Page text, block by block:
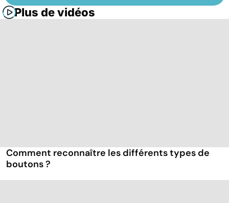
Plus de vidéos
Comment reconnaître les différents types de
boutons ?